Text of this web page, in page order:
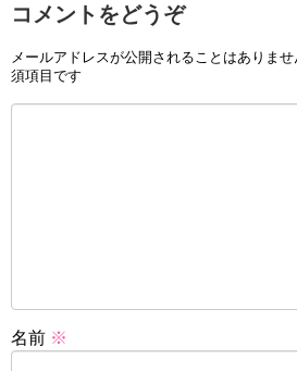
コメントをどうぞ
メールアドレスが公開されることはありませ
須項目です
名前 ※